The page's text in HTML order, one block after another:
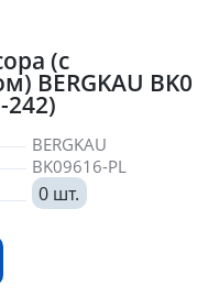
(с
BERGKAU BK0
242)
BERGKAU
BK09616-PL
0 шт.